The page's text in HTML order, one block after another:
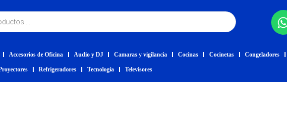
Accesorios de Oficina Audio y DJ Camaras y vigilancia Cocinas Cocinetas Congeladores
Refrigeradores Tecnología Televisores